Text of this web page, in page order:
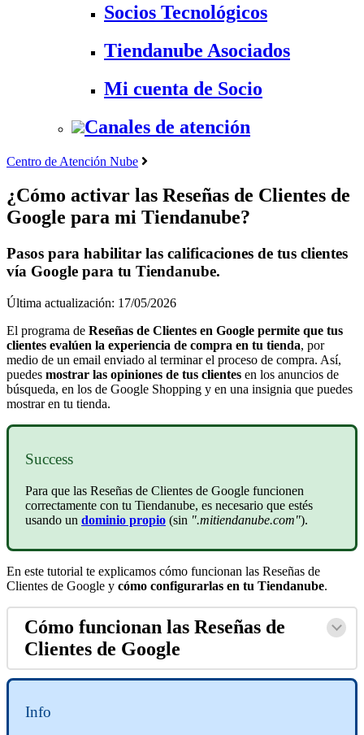
Socios Tecnológicos
Tiendanube Asociados
Mi cuenta de Socio
Canales de atención
Centro de Atención Nube
¿Cómo activar las Reseñas de Clientes de
Google para mi Tiendanube?
Pasos para habilitar las calificaciones de tus clientes
vía Google para tu Tiendanube.
Última actualización: 17/05/2026
El programa de Reseñas de Clientes en Google permite que tus
clientes evalúen la experiencia de compra en tu tienda, por
medio de un email enviado al terminar el proceso de compra. Así,
puedes mostrar las opiniones de tus clientes en los anuncios de
búsqueda, en los de Google Shopping y en una insignia que puedes
mostrar en tu tienda.
Success
Para que las Reseñas de Clientes de Google funcionen
correctamente con tu Tiendanube, es necesario que estés
usando un dominio propio (sin ".mitiendanube.com").
En este tutorial te explicamos cómo funcionan las Reseñas de
Clientes de Google y cómo configurarlas en tu Tiendanube.
Cómo funcionan las Reseñas de
Clientes de Google
Info